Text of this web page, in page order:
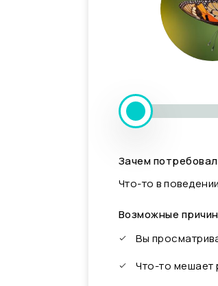
Зачем
Что-то в
Возможные
Вы
Что-то мешает